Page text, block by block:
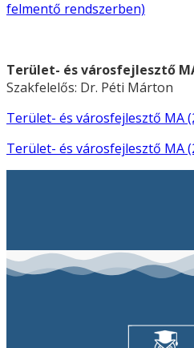
felmentő rendszerben)
Terület- és városfejlesztő
Szakfelelős: Dr. Péti Márton
Terület- és városfejlesztő MA
Terület- és városfejlesztő MA